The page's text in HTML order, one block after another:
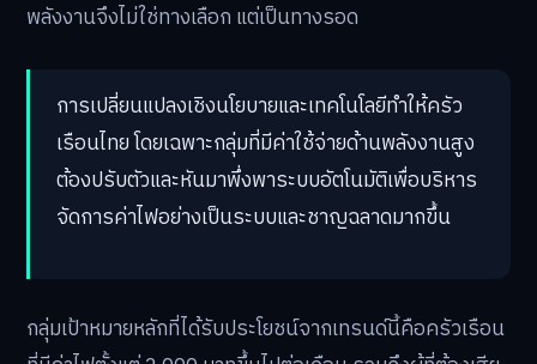
พลังงานจึงไม่ใช่ทางเลือก แต่เป็นทางรอด
การเปลี่ยนแปลงเชิงนโยบายและเทคโนโลยีทำให้ครัว
เรือนไทย โดยเฉพาะกลุ่มที่มีค่าใช้จ่ายด้านพลังงานสูง
ต้องปรับตัวและหันมาพึ่งพาระบบอัตโนมัติเพื่อบริหาร
จัดการค่าไฟอย่างเป็นระบบและชาญฉลาดมากขึ้น
กลุ่มเป้าหมายหลักที่ได้รับประโยชน์จากเทรนด์นี้คือครัวเรือน